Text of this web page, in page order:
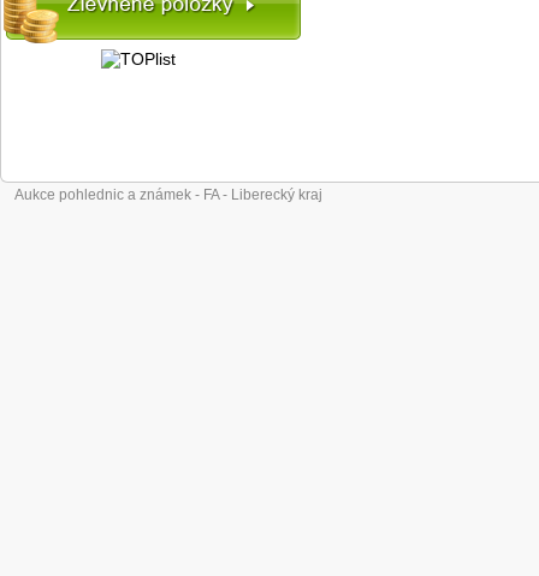
Aukce pohlednic a známek - FA - Liberecký kraj